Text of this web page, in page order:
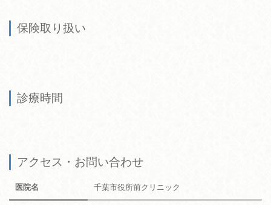
保険取り扱い
診療時間
アクセス・お問い合わせ
医院名 千葉市役所前クリニック